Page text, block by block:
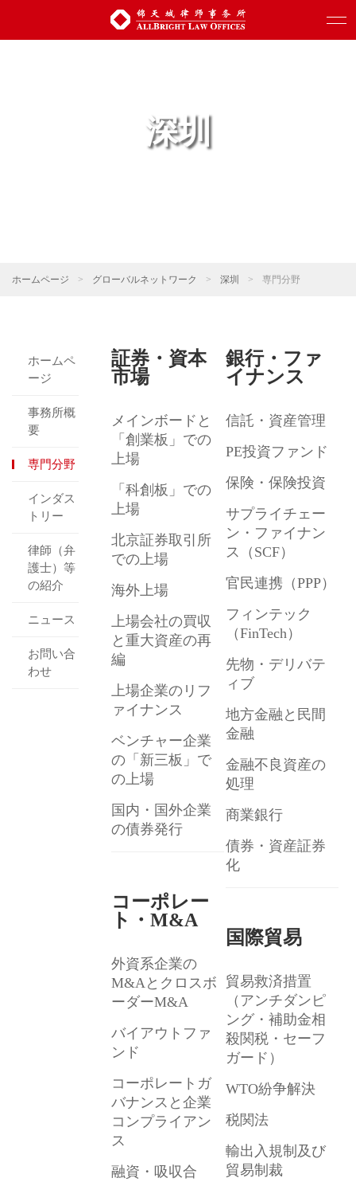
深圳
ホームページ > グローバルネットワーク > 深圳 > 専門分野
ホームペ
ージ
事務所概
要
専門分野
インダス
トリー
律師（弁
護士）等
の紹介
ニュース
お問い合
わせ
証券・資本
市場
メインボードと
「創業板」での
上場
「科創板」での
上場
北京証券取引所
での上場
海外上場
上場会社の買収
と重大資産の再
編
上場企業のリフ
ァイナンス
ベンチャー企業
の「新三板」で
の上場
国内・国外企業
の債券発行
銀行・ファ
イナンス
信託・資産管理
PE投資ファンド
保険・保険投資
サプライチェー
ン・ファイナン
ス（SCF）
官民連携（PPP）
フィンテック
（FinTech）
先物・デリバテ
ィブ
地方金融と民間
金融
金融不良資産の
処理
商業銀行
債券・資産証券
化
コーポレー
ト・M&A
外資系企業の
M&Aとクロスボ
ーダーM&A
バイアウトファ
ンド
コーポレートガ
バナンスと企業
コンプライアン
ス
融資・吸収合
国際貿易
貿易救済措置
（アンチダンピ
ング・補助金相
殺関税・セーフ
ガード）
WTO紛争解決
税関法
輸出入規制及び
貿易制裁